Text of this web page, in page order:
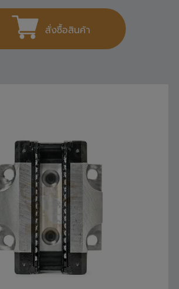
สั่งซื้อสินค้า